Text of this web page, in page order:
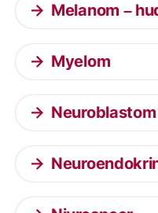
Melanom –
Myelom